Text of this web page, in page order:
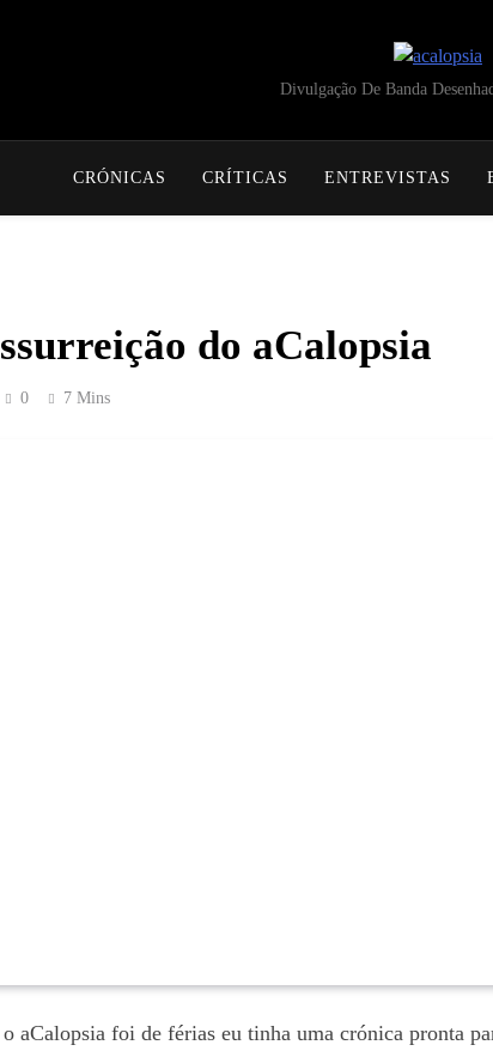
acalopsia
Divulgação De Banda
CRÓNICAS CRÍTICAS ENTREVISTAS
do aCalopsia
0 7 Mins
aCalopsia foi de férias eu tinha uma crónica pronta